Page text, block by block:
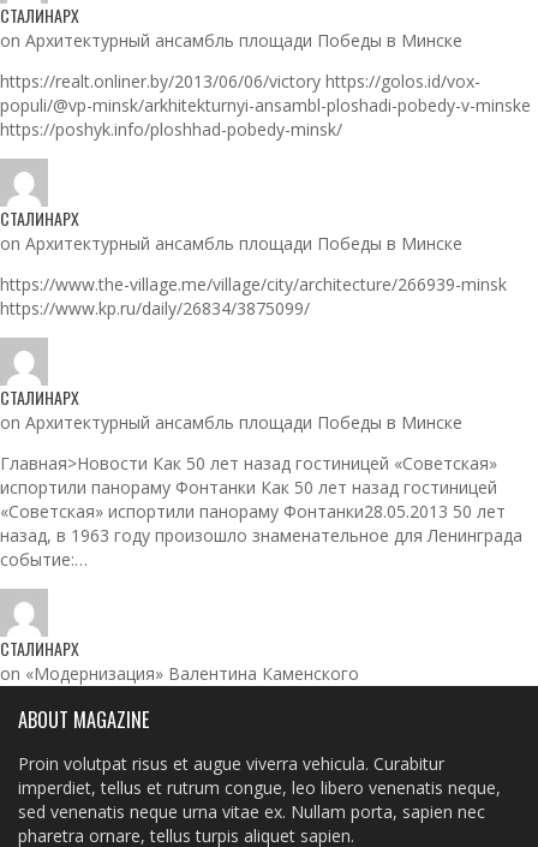
СТАЛИНАРХ
on Архитектурный ансамбль площади Победы в Минске
https://realt.onliner.by/2013/06/06/victory https://golos.id/vox-
populi/@vp-minsk/arkhitekturnyi-ansambl-ploshadi-pobedy-v-minske
https://poshyk.info/ploshhad-pobedy-minsk/
СТАЛИНАРХ
on Архитектурный ансамбль площади Победы в Минске
https://www.the-village.me/village/city/architecture/266939-minsk
https://www.kp.ru/daily/26834/3875099/
СТАЛИНАРХ
on Архитектурный ансамбль площади Победы в Минске
Главная>Новости Как 50 лет назад гостиницей «Советская»
испортили панораму Фонтанки Как 50 лет назад гостиницей
«Советская» испортили панораму Фонтанки28.05.2013 50 лет
назад, в 1963 году произошло знаменательное для Ленинграда
событие:…
СТАЛИНАРХ
on «Модернизация» Валентина Каменского
ABOUT MAGAZINE
Proin volutpat risus et augue viverra vehicula. Curabitur
imperdiet, tellus et rutrum congue, leo libero venenatis neque,
sed venenatis neque urna vitae ex. Nullam porta, sapien nec
pharetra ornare, tellus turpis aliquet sapien.